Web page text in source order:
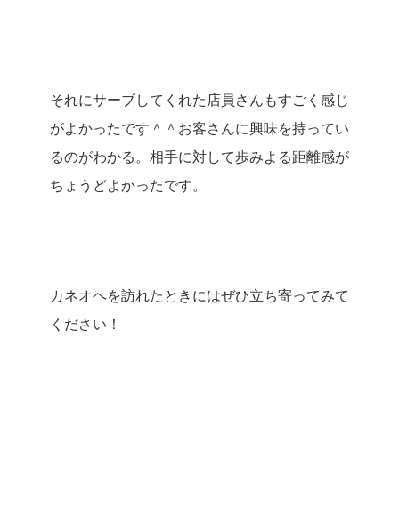
それにサーブしてくれた店員さんもすごく感じ
がよかったです＾＾お客さんに興味を持ってい
るのがわかる。相手に対して歩みよる距離感が
ちょうどよかったです。
カネオヘを訪れたときにはぜひ立ち寄ってみて
ください！